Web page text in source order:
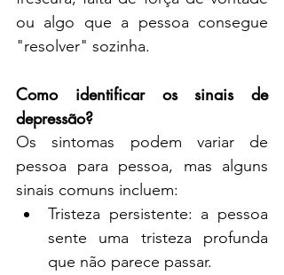
ou algo que a pessoa consegue
"resolver" sozinha.
Como identificar os sinais de
depressão?
Os sintomas podem variar de
pessoa para pessoa, mas alguns
sinais comuns incluem:
Tristeza persistente: a pessoa
sente uma tristeza profunda
que não parece passar.